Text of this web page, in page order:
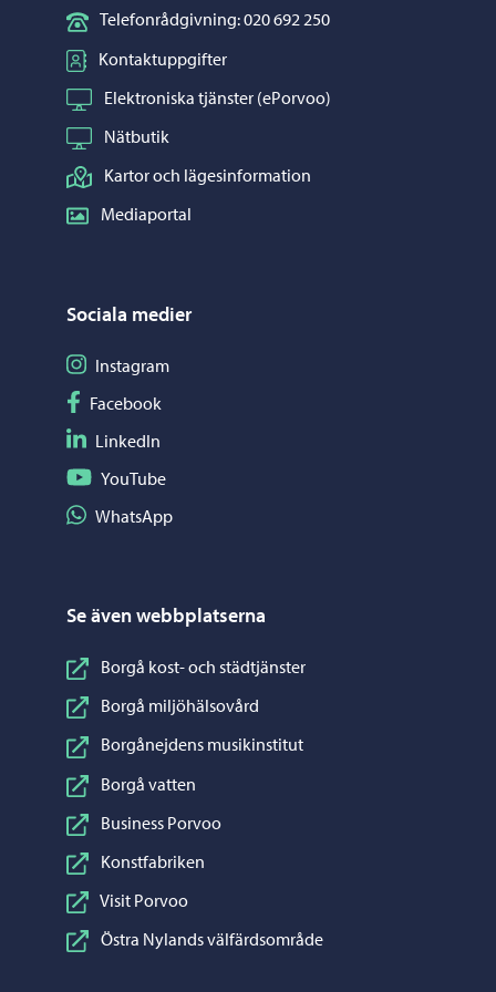
Telefonrådgivning: 020 692 250
Kontaktuppgifter
Elektroniska tjänster (ePorvoo)
Nätbutik
Kartor och lägesinformation
Mediaportal
Sociala medier
Följ på Instagram
Instagram
Följ på Facebook
Facebook
Följ på LinkedIn
LinkedIn
Följ på YouTube
YouTube
Dela på WhatsApp
WhatsApp
Se även webbplatserna
Borgå kost- och städtjänster
Borgå miljöhälsovård
Borgånejdens musikinstitut
Borgå vatten
Business Porvoo
Konstfabriken
Visit Porvoo
Östra Nylands välfärdsområde